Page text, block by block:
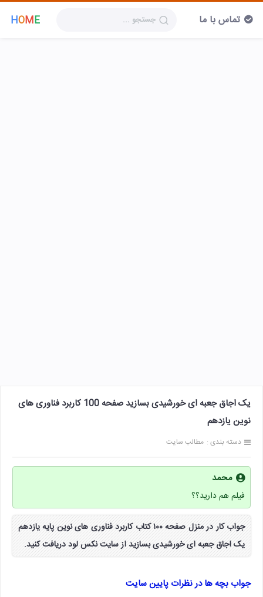
HOME تماس با ما
یک اجاق جعبه ای خورشیدی بسازید صفحه 100 کاربرد فناوری های
نوین یازدهم
دسته بندی : مطالب سایت
محمد
فیلم هم دارید؟؟
جواب کار در منزل صفحه ۱۰۰ کتاب کاربرد فناوری های نوین پایه یازدهم
یک اجاق جعبه ای خورشیدی بسازید از سایت نکس لود دریافت کنید.
جواب بچه ها در نظرات پایین سایت